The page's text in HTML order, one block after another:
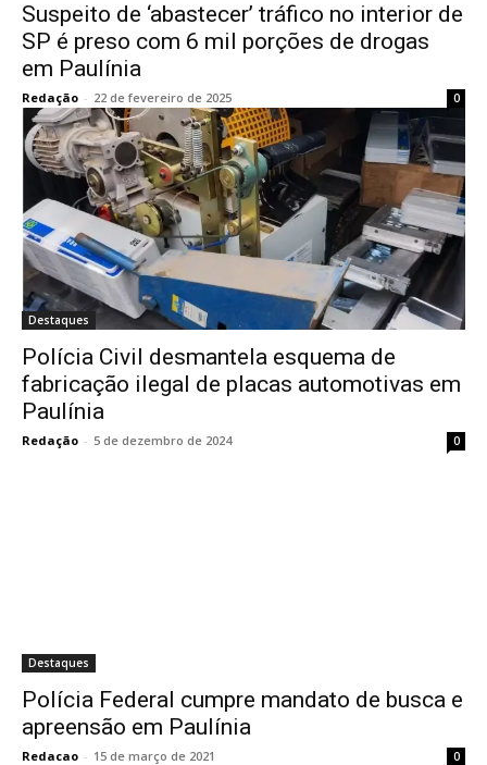
Suspeito de ‘abastecer’ tráfico no interior de
SP é preso com 6 mil porções de drogas
em Paulínia
Redação - 22 de fevereiro de 2025 0
Destaques
Polícia Civil desmantela esquema de
fabricação ilegal de placas automotivas em
Paulínia
Redação - 5 de dezembro de 2024 0
Destaques
Polícia Federal cumpre mandato de busca e
apreensão em Paulínia
Redacao - 15 de março de 2021 0